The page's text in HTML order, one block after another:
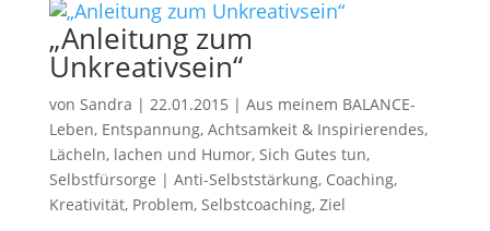
„Anleitung zum
Unkreativsein“
von Sandra | 22.01.2015 | Aus meinem BALANCE-
Leben, Entspannung, Achtsamkeit & Inspirierendes,
Lächeln, lachen und Humor, Sich Gutes tun,
Selbstfürsorge | Anti-Selbststärkung, Coaching,
Kreativität, Problem, Selbstcoaching, Ziel